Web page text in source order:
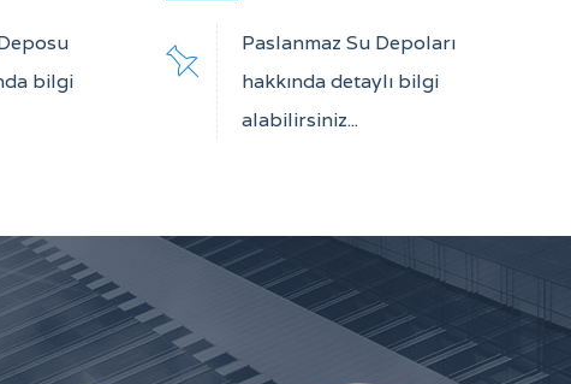
bilgi
Paslanmaz Su Depoları
hakkında detaylı bilgi
alabilirsiniz...